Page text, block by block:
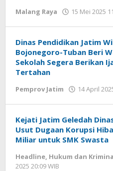
Malang Raya 15 Mei 2025
Dinas Pendidikan Jatim
Bojonegoro-Tuban Beri
Sekolah Segera Berikan
Tertahan
Pemprov Jatim 14 April
Kejati Jatim Geledah
Usut Dugaan Korupsi
Miliar untuk SMK Swasta
Headline, Hukum dan
2025 20:09 WIB